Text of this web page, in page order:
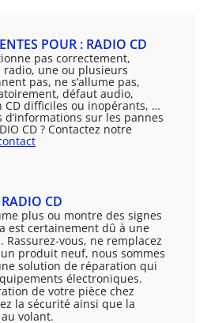
POUR : RADIO CD
pas correctement,
radio, une ou plusieurs
pas, ne s’allume pas,
défaut audio,
CD difficiles ou inopérants, …
d’informations sur les pannes
CD ? Contactez notre
RADIO CD
plus ou montre des signes
est certainement dû à une
vous, ne remplacez
produit neuf, nous sommes
solution de réparation qui
électroniques.
de votre pièce chez
la sécurité ainsi que la
volant.